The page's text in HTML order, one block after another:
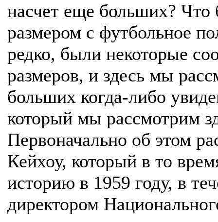
насчет еще больших?
размером с футбольное
редко, были некоторые
размеров, и здесь мы
больших когда-либо
который мы рассмотрим
Первоначально об этом
Кейхоу, который в то
историю в 1959 году, в
директором